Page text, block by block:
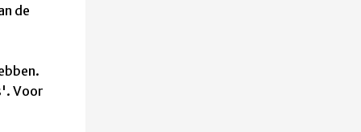
de
Voor